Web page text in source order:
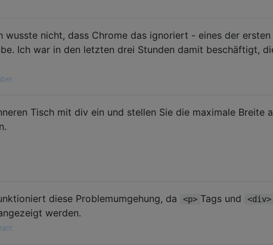
wusste nicht, dass Chrome das ignoriert - eines der
Ich war in den letzten drei Stunden damit beschäftigt,
Tisch mit div ein und stellen Sie die maximale Breite
diese Problemumgehung, da <p> Tags und <div>
werden.